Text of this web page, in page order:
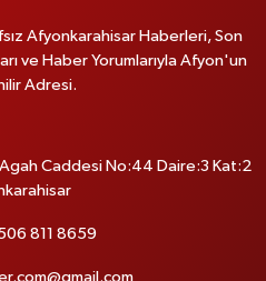
Afyonkarahisar Haberleri, Son
ve Haber Yorumlarıyla Afyon'un
Adresi.
Agah Caddesi No:44 Daire:3 Kat:2
811 8659